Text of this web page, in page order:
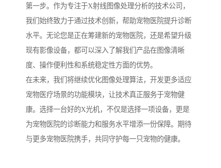
第一步。作为专注于X射线图像处理分析的技术公司，
我们始终致力于通过技术创新，帮助宠物医院提升诊断
水平。无论您是正在筹建新的宠物医院，还是希望升级
现有影像设备，都可以深入了解我们产品在图像清晰
度、操作便利性和系统稳定性方面的优势。
在未来，我们将继续优化图像处理算法，开发更多适应
宠物医疗场景的功能模块，让技术真正服务于宠物健
康。选择一台好的X光机，不仅是选择一项设备，更是
为宠物医院的诊断能力和服务水平增添一份保障。期待
与更多宠物医院携手，共同守护每一只宠物的健康。